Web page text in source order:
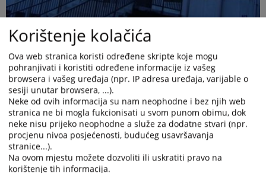
Općinski sud u Kaknju osnovan je 01.04.1957. godine. Po
osnivanju sud je bio smješten u zgradi Općine Kakanj da bi
1968. godine uselio u novu zgradu namjenski građenu za sud i
Korištenje kolačića
Ova web stranica koristi određene skripte koje mogu
pohranjivati i koristiti određene informacije iz vašeg
browsera i vašeg uređaja (npr. IP adresa uređaja, varijable o
sesiji unutar browsera, ...).
Neke od ovih informacija su nam neophodne i bez njih web
stranica ne bi mogla fukcionisati u svom punom obimu, dok
neke nisu prijeko neophodne a služe za dodatne stvari (npr.
procjenu nivoa posjećenosti, budućeg usavršavanja
stranice...).
Na ovom mjestu možete dozvoliti ili uskratiti pravo na
korištenje tih informacija.